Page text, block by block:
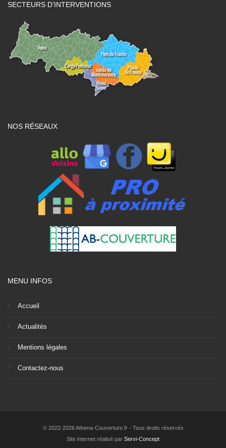
SECTEURS D’INTERVENTIONS
NOS RÉSEAUX
MENU INFOS
Accueil
Actualités
Mentions légales
Contactez-nous
© 2022-2026 Athena-Couverture.fr - Tous droits réservés
Site internet réalisé par Servi-Concept